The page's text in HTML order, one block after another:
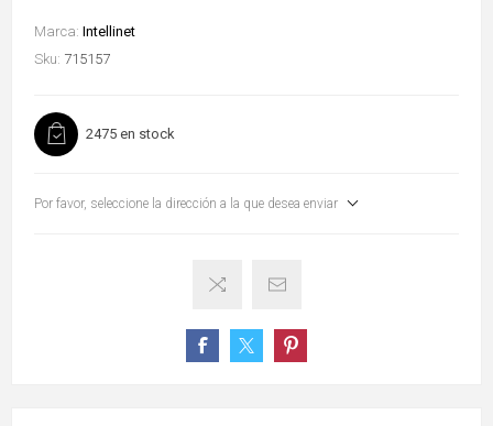
Marca: Intellinet
Sku: 715157
2475 en stock
Por favor, seleccione la dirección a la que desea enviar